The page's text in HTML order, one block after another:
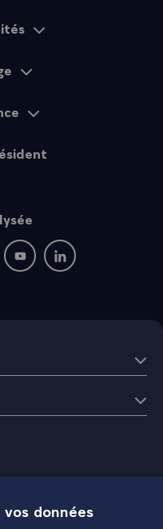
nous sur Twitter
: rejoignez-nous sur
fenêtre : rejoignez-nous
Nouvelle fenêtre :
Nouvelle fenêtre :
vos données